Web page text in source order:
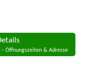
- Öffnungszeiten & Adresse